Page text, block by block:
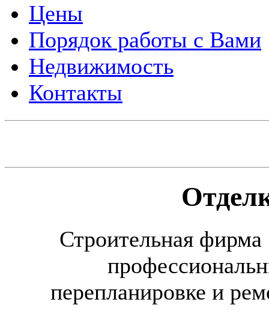
Цены
Порядок работы с Вами
Недвижимость
Контакты
Строительная фирма
перепланировке и